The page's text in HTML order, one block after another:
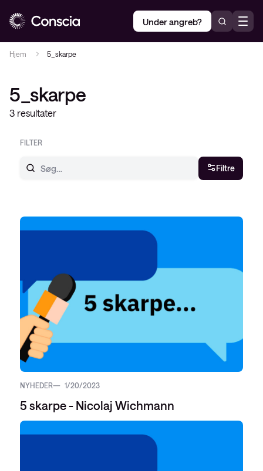
Under angreb?
Hjem 5_skarpe
5_skarpe
3 resultater
FILTER
Filtre
NYHEDER 1/20/2023
5 skarpe - Nicolaj Wichmann